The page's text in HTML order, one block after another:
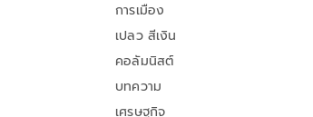
การเมือง
เปลว สีเงิน
คอลัมนิสต์
บทความ
เศรษฐกิจ